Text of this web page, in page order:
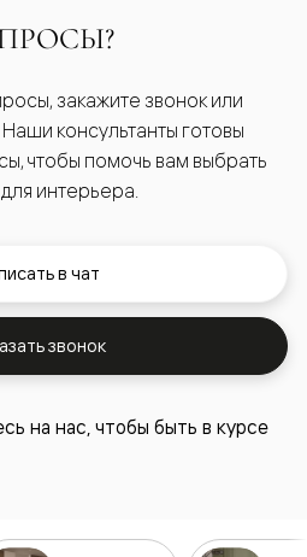
закажите звонок или
консультанты готовы
чтобы помочь вам выбрать
интерьера.
в чат
звонок
на нас, чтобы быть в курсе